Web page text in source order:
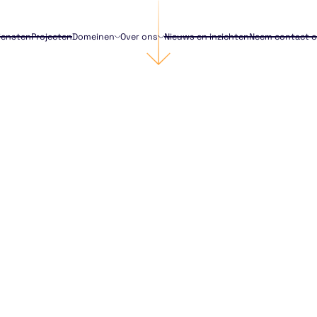
ProjectenDomeinen Over ons Nieuws en inzichtenNeem contact